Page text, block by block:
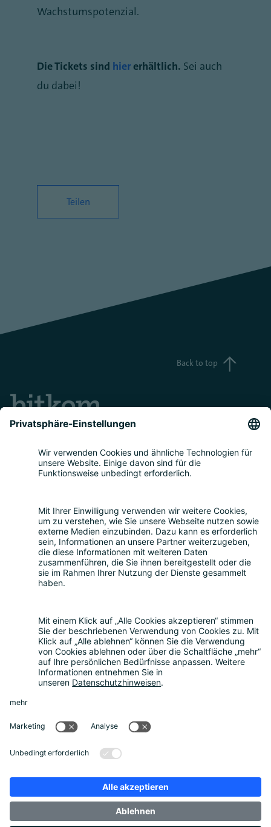
Wachstumspotenzial.
Die Tickets sind hiererhältlich. Sei auch
du dabei!
Teilen
Back to top
Themen
Über uns
Nachhaltigkeit
Kontakt
Sonstiges
Partner werden
Rechtliches
Datenschutz
Cookie-Einstellungen
Impressum